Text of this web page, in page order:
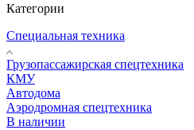
Категории
Специальная техника
Грузопассажирская спецтехника
КМУ
Автодома
Аэродромная спецтехника
В наличии